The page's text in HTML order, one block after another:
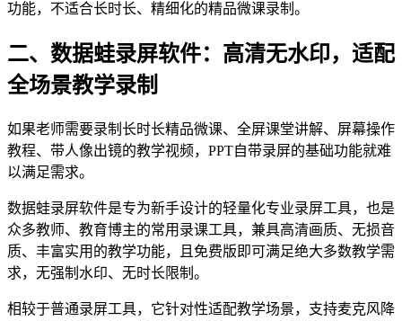
功能，不适合长时长、精细化的精品微课录制。
二、数据蛙录屏软件：高清无水印，适配
全场景教学录制
如果老师需要录制长时长精品微课、全屏课堂讲解、屏幕操作
教程、带人像出镜的教学视频，PPT自带录屏的基础功能就难
以满足需求。
数据蛙录屏软件是专为新手设计的轻量化专业录屏工具，也是
众多教师、教育博主的常用录课工具，兼具高清画质、无损音
质、丰富实用的教学功能，且免费版即可满足绝大多数教学需
求，无强制水印、无时长限制。
相较于普通录屏工具，它针对性适配教学场景，支持麦克风降